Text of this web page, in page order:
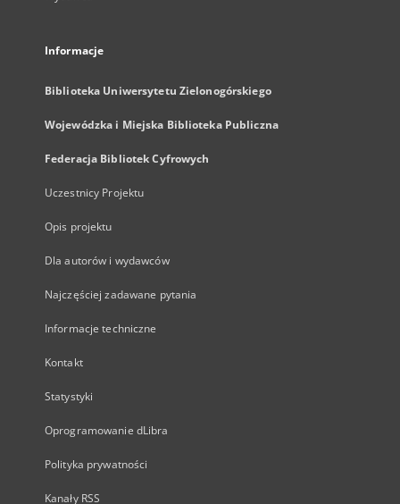
Informacje
Biblioteka Uniwersytetu Zielonogórskiego
Wojewódzka i Miejska Biblioteka Publiczna
Federacja Bibliotek Cyfrowych
Uczestnicy Projektu
Opis projektu
Dla autorów i wydawców
Najczęściej zadawane pytania
Informacje techniczne
Kontakt
Statystyki
Oprogramowanie dLibra
Polityka prywatności
Kanały RSS